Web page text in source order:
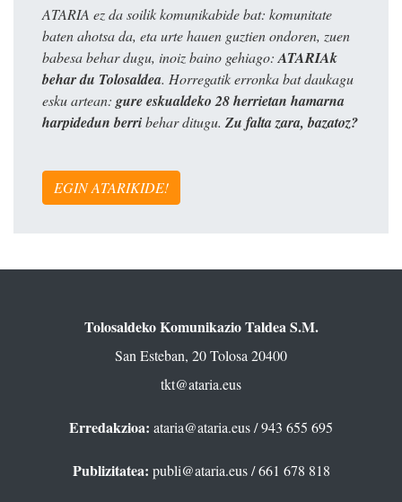
ATARIA ez da soilik komunikabide bat: komunitate
baten ahotsa da, eta urte hauen guztien ondoren, zuen
babesa behar dugu, inoiz baino gehiago:ATARIAk
behar du Tolosaldea. Horregatik erronka bat daukagu
esku artean: gure eskualdeko 28 herrietan hamarna
harpidedun berribehar ditugu. Zu falta zara, bazatoz?
EGIN ATARIKIDE!
Tolosaldeko Komunikazio Taldea S.M.
San Esteban, 20 Tolosa 20400
tkt@ataria.eus
Erredakzioa: ataria@ataria.eus/ 943 655 695
Publizitatea: publi@ataria.eus/ 661 678 818